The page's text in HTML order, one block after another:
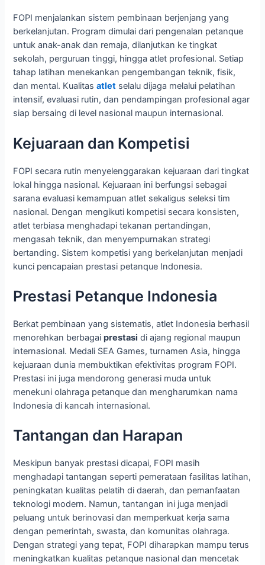
FOPI menjalankan sistem pembinaan berjenjang yang
berkelanjutan. Program dimulai dari pengenalan petanque
untuk anak-anak dan remaja, dilanjutkan ke tingkat
sekolah, perguruan tinggi, hingga atlet profesional. Setiap
tahap latihan menekankan pengembangan teknik, fisik,
dan mental. Kualitasatlet selalu dijaga melalui pelatihan
intensif, evaluasi rutin, dan pendampingan profesional agar
siap bersaing di level nasional maupun internasional.
Kejuaraan dan Kompetisi
FOPI secara rutin menyelenggarakan kejuaraan dari tingkat
lokal hingga nasional. Kejuaraan ini berfungsi sebagai
sarana evaluasi kemampuan atlet sekaligus seleksi tim
nasional. Dengan mengikuti kompetisi secara konsisten,
atlet terbiasa menghadapi tekanan pertandingan,
mengasah teknik, dan menyempurnakan strategi
bertanding. Sistem kompetisi yang berkelanjutan menjadi
kunci pencapaian prestasi petanque Indonesia.
Prestasi Petanque Indonesia
Berkat pembinaan yang sistematis, atlet Indonesia berhasil
menorehkan berbagaiprestasi di ajang regional maupun
internasional. Medali SEA Games, turnamen Asia, hingga
kejuaraan dunia membuktikan efektivitas program FOPI.
Prestasi ini juga mendorong generasi muda untuk
menekuni olahraga petanque dan mengharumkan nama
Indonesia di kancah internasional.
Tantangan dan Harapan
Meskipun banyak prestasi dicapai, FOPI masih
menghadapi tantangan seperti pemerataan fasilitas latihan,
peningkatan kualitas pelatih di daerah, dan pemanfaatan
teknologi modern. Namun, tantangan ini juga menjadi
peluang untuk berinovasi dan memperkuat kerja sama
dengan pemerintah, swasta, dan komunitas olahraga.
Dengan strategi yang tepat, FOPI diharapkan mampu terus
meningkatkan kualitas petanque nasional dan mencetak